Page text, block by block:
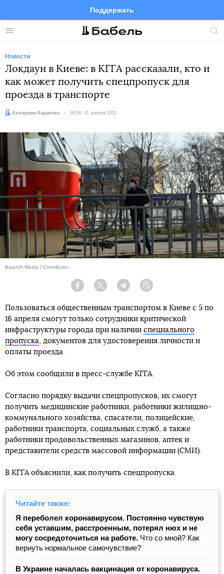
Меню
Поддержать
FacebookTelegramTwitter
Новости
Локдаун в Киеве: в КГГА рассказали, кто и
как может получить спецпропуск для
проезда в транспорте
Автор:Екатерина Кадакова Дата:
19:06, 01 апреля 2021
Barcroft Media / Contributor
Facebook Twitter Telegram
Пользоваться общественным транспортом в Киеве с 5 по
16 апреля смогут только сотрудники критической
инфраструктуры города при наличии специального
пропуска, документов для удостоверения личности и
оплаты проезда.
Об этом сообщили в пресс-службе КГГА.
Согласно порядку выдачи спецпропусков, их смогут
получить медицинские работники, работники жилищно-
коммунального хозяйства, спасатели, полицейские,
работники транспорта, социальных служб, а также
работники продовольственных магазинов, аптек и
представители средств массовой информации (СМИ).
В КГГА объяснили, как получить спецпропуска.
Читайте также:
Я переболел коронавирусом. Постоянно чувствую
себя уставшим, расстроенным, потерял нюх и не
могу сосредоточиться на работе. Что со мной? Как
вернуть нормальное самочувствие?
В Украине началась вакцинация от коронавируса.